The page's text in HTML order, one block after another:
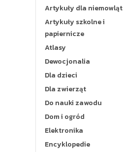
Artykuły dla niemowląt
Artykuły szkolne i
papiernicze
Atlasy
Dewocjonalia
Dla dzieci
Dla zwierząt
Do nauki zawodu
Dom i ogród
Elektronika
Encyklopedie